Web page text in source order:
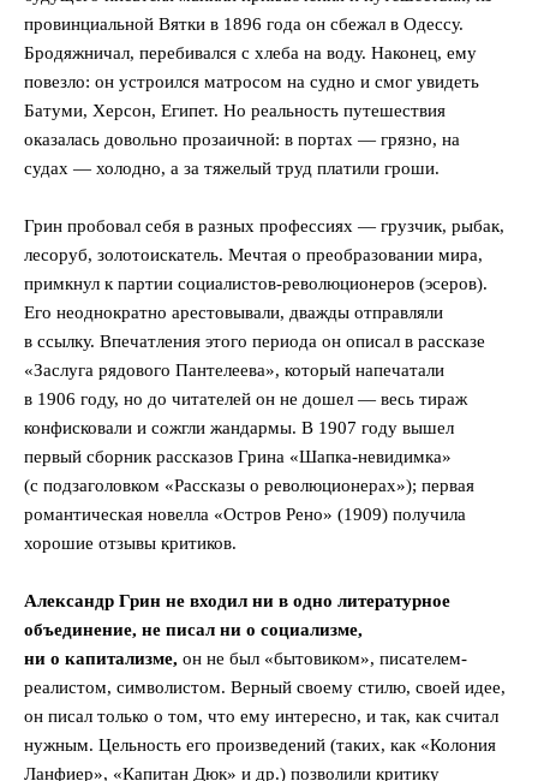
провинциальной Вятки в 1896 года он сбежал в Одессу.
Бродяжничал, перебивался с хлеба на воду. Наконец, ему
повезло: он устроился матросом на судно и смог увидеть
Батуми, Херсон, Египет. Но реальность путешествия
оказалась довольно прозаичной: в портах — грязно, на
судах — холодно, а за тяжелый труд платили гроши.
Грин пробовал себя в разных профессиях — грузчик, рыбак,
лесоруб, золотоискатель. Мечтая о преобразовании мира,
примкнул к партии социалистов-революционеров (эсеров).
Его неоднократно арестовывали, дважды отправляли
в ссылку. Впечатления этого периода он описал в рассказе
«Заслуга рядового Пантелеева», который напечатали
в 1906 году, но до читателей он не дошел — весь тираж
конфисковали и сожгли жандармы. В 1907 году вышел
первый сборник рассказов Грина «Шапка-невидимка»
(с подзаголовком «Рассказы о революционерах»); первая
романтическая новелла «Остров Рено» (1909) получила
хорошие отзывы критиков.
Александр Грин не входил ни в одно литературное
объединение, не писал ни о социализме,
ни о капитализме, он не был «бытовиком», писателем-
реалистом, символистом. Верный своему стилю, своей идее,
он писал только о том, что ему интересно, и так, как считал
нужным. Цельность его произведений (таких, как «Колония
Ланфиер», «Капитан Дюк» и др.) позволили критику